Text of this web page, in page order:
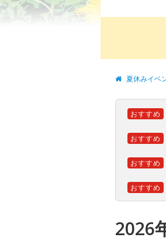
夏休みイベ
おすすめ
おすすめ
おすすめ
おすすめ
2026